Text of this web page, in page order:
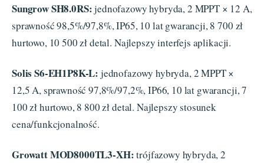
Sungrow SH8.0RS:jednofazowy hybryda, 2 MPPT × 12 A,
sprawność 98,5%/97,8%, IP65, 10 lat gwarancji, 8 700 zł
hurtowo, 10 500 zł detal. Najlepszy interfejs aplikacji.
Solis S6-EH1P8K-L: jednofazowy hybryda, 2 MPPT ×
12,5 A, sprawność 97,8%/97,2%, IP66, 10 lat gwarancji, 7
100 zł hurtowo, 8 800 zł detal. Najlepszy stosunek
cena/funkcjonalność.
Growatt MOD8000TL3-XH:trójfazowy hybryda, 2